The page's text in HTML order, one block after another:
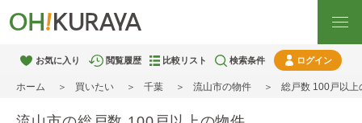
お気に入り 閲覧履歴 比較リスト 検索条件 ログイン
ホーム 買いたい 千葉 流山市の物件 総戸数 100戸以上